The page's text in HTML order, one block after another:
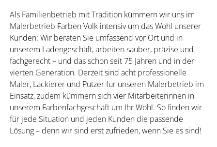
Als Familienbetrieb mit Tradition kümmern wir uns im
Malerbetrieb Farben Volk intensiv um das Wohl unserer
Kunden: Wir beraten Sie umfassend vor Ort und in
unserem Ladengeschäft, arbeiten sauber, präzise und
fachgerecht – und das schon seit 75 Jahren und in der
vierten Generation. Derzeit sind acht professionelle
Maler, Lackierer und Putzer für unseren Malerbetrieb im
Einsatz, zudem kümmern sich vier Mitarbeiterinnen in
unserem Farbenfachgeschäft um Ihr Wohl. So finden wir
für jede Situation und jeden Kunden die passende
Lösung – denn wir sind erst zufrieden, wenn Sie es sind!